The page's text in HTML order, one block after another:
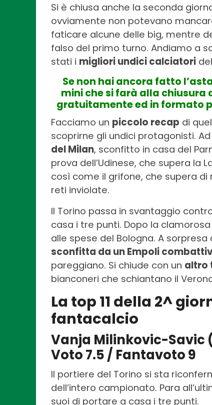
Si è chiusa anche la seconda
ovviamente non potevano
faticare alcune delle big, mentre
falso del primo turno. Andiamo a
stati i migliori undici calciatori
Se non hai ancora fatto
mini che si farà alla
gratuitamente ed in formato
Facciamo un piccolo recap di
scoprirne gli undici protagonisti.
del Milan, sconfitto in casa del
prova dell’Udinese, che supera la
così come il grifone, che supera di
reti inviolate.
Il Torino passa in svantaggio
casa i tre punti. Dopo la
alle spese del Bologna. A
sconfitta da un Empoli
pareggiano. Si chiude con un altro
bianconeri che schiantano il
La top 11 della 2^
fantacalcio
Vanja Milinkovic-Savic
Voto 7.5 / Fantavoto 9
Il portiere del Torino si sta
dell’intero campionato. Para
suoi di portare a casa i tre punti.